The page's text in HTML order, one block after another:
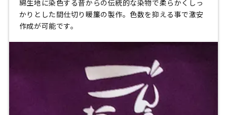
綿生地に染色する昔からの伝統的な染物で柔らかくしっ
かりとした間仕切り暖簾の製作。色数を抑える事で激安
作成が可能です。